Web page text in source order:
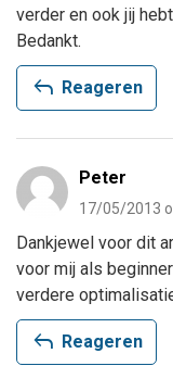
verder en ook jij
Bedankt.
reply Reageren
Peter
17/05/2013
Dankjewel voor dit
voor mij als
verdere
reply Reageren